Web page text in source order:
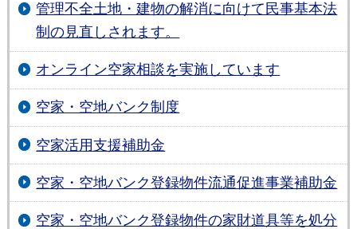
管理不全土地・建物の解消に向けて民事基本法
制の見直しされます。
オンライン空家相談を実施しています
空家・空地バンク制度
空家活用支援補助金
空家・空地バンク登録物件流通促進事業補助金
空家・空地バンク登録物件の家財道具等を処分